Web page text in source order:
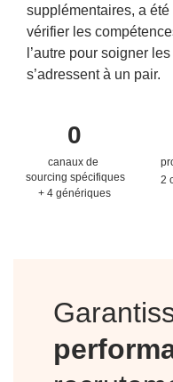
supplémentaires, a
vérifier les
l’autre pour soigner
s’adressent à un pair.
0
canaux de
sourcing spécifiques
+ 4 génériques
2